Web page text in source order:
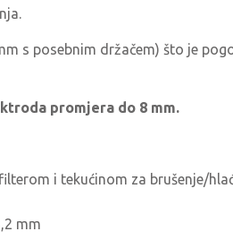
s posebnim držačem) što je
promjera do 8 mm.
i tekućinom za brušenje/
mm